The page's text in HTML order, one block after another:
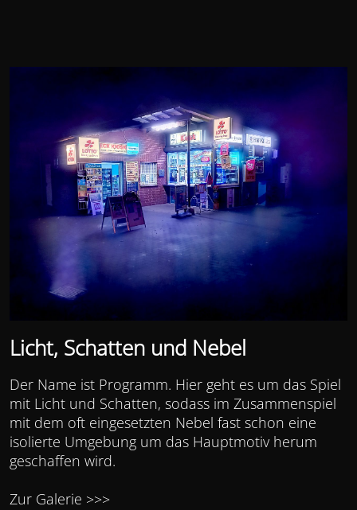
Licht, Schatten und Nebel
Der Name ist Programm. Hier geht es um das Spiel
mit Licht und Schatten, sodass im Zusammenspiel
mit dem oft eingesetzten Nebel fast schon eine
isolierte Umgebung um das Hauptmotiv herum
geschaffen wird.
Zur Galerie >>>